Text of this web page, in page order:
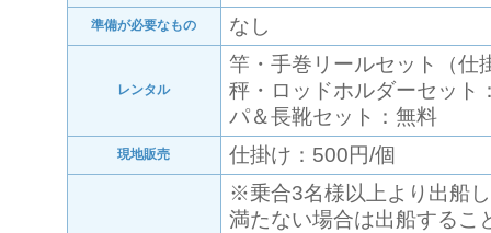
準備が必要なもの なし
レンタル
竿・手巻リールセット（仕
秤・ロッドホルダーセット
パ＆長靴セット：無料
現地販売 仕掛け：500円/個
※乗合3名様以上より出船
満たない場合は出船するこ